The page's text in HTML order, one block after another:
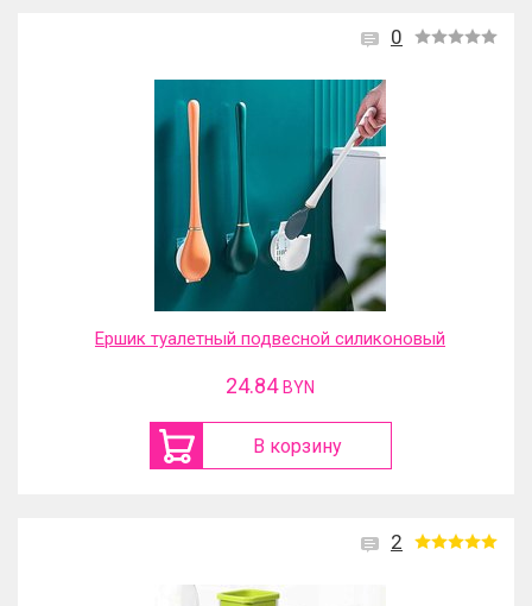
0
Ершик туалетный подвесной силиконовый
24.84 BYN
В корзину
2